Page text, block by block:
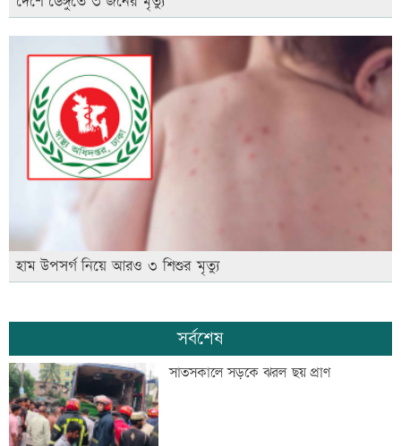
হাম উপসর্গ নিয়ে আরও ৩ শিশুর মৃত্যু
সর্বশেষ
সাতসকালে সড়কে ঝরল ছয় প্রাণ